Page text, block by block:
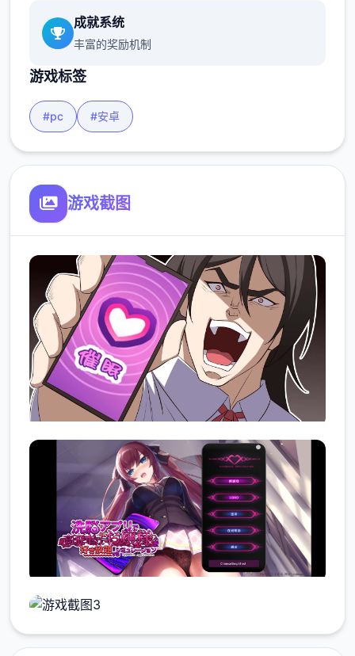
成就系统
丰富的奖励机制
游戏标签
#pc #安卓
游戏截图